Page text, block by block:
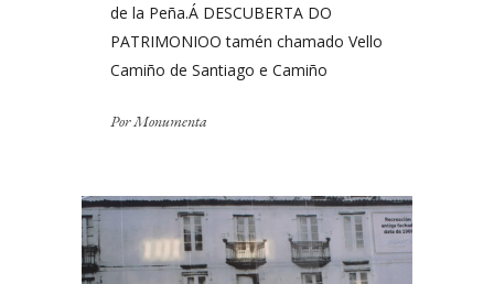
de la Peña.Á DESCUBERTA DO
PATRIMONIOO tamén chamado Vello
Camiño de Santiago e Camiño
PorMonumenta